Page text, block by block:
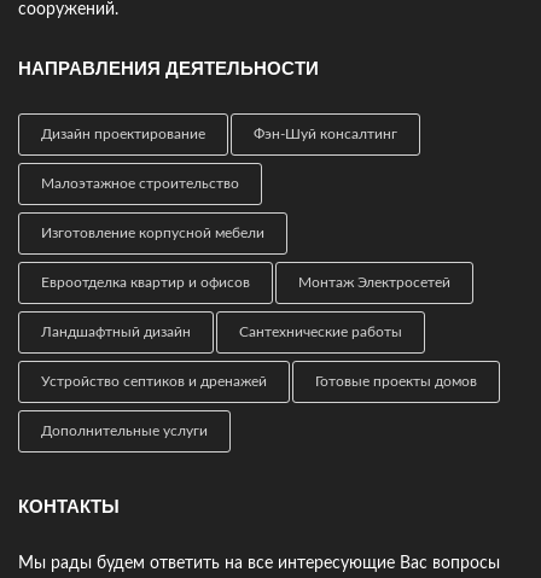
сооружений.
НАПРАВЛЕНИЯ ДЕЯТЕЛЬНОСТИ
Дизайн проектирование Фэн-Шуй консалтинг
Малоэтажное строительство
Изготовление корпусной мебели
Евроотделка квартир и офисов Монтаж Электросетей
Ландшафтный дизайн Сантехнические работы
Устройство септиков и дренажей Готовые проекты домов
Дополнительные услуги
КОНТАКТЫ
Мы рады будем ответить на все интересующие Вас вопросы